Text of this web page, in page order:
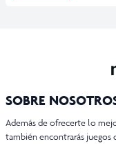
SOBRE
Además de ofrecerte lo
también encontrarás juegos